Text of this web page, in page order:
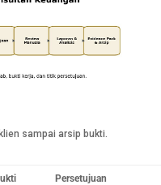
sampai arsip bukti.
Persetujuan